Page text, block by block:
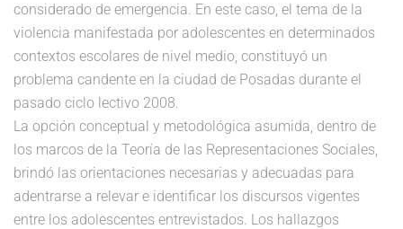
considerado de emergencia. En este caso, el tema de la
violencia manifestada por adolescentes en determinados
contextos escolares de nivel medio, constituyó un
problema candente en la ciudad de Posadas durante el
pasado ciclo lectivo 2008.
La opción conceptual y metodológica asumida, dentro de
los marcos de la Teoría de las Representaciones Sociales,
brindó las orientaciones necesarias y adecuadas para
adentrarse a relevar e identificar los discursos vigentes
entre los adolescentes entrevistados. Los hallazgos